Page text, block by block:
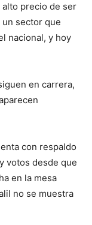
alto precio de ser
un sector que
nacional, y hoy
en carrera,
con respaldo
votos desde que
en la mesa
no se muestra